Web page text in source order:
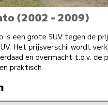
(2002 - 2009)
is een grote SUV tegen de
Het prijsverschil wordt
en overmacht t.o.v. de
praktisch.